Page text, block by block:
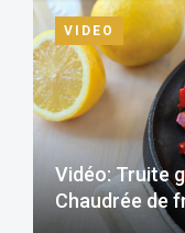
VIDEO
Vidéo: Truite
Chaudrée de